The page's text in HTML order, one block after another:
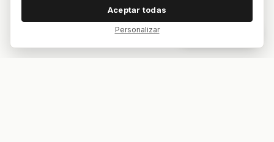
Aceptar todas
Personalizar